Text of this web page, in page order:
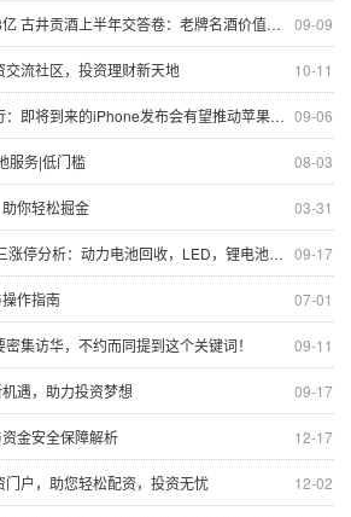
09-09
古井贡酒上半年交答卷：老牌名酒价值凸显
10-11
流社区，投资理财新天地
09-06
将到来的iPhone发布会有望推动苹果股价上涨
08-03
服务|低门槛
03-31
你轻松掘金
09-17
分析：动力电池回收，LED，锂电池概念热股
07-01
作指南
09-11
集访华，不约而同提到这个关键词！
09-17
遇，助力投资梦想
12-17
金安全保障解析
12-02
户，助您轻松配资，投资无忧